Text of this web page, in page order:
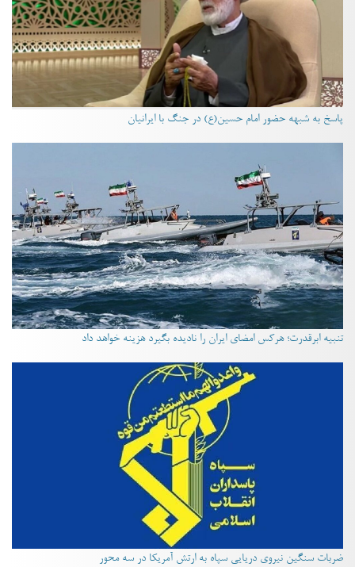
پاسخ به شبهه حضور امام حسین(ع) در جنگ با ایرانیان
تنبیه ابرقدرت؛ هرکس امضای ایران را نادیده بگیرد هزینه خواهد داد
ضربات سنگین نیروی دریایی سپاه به ارتش آمریکا در سه محور